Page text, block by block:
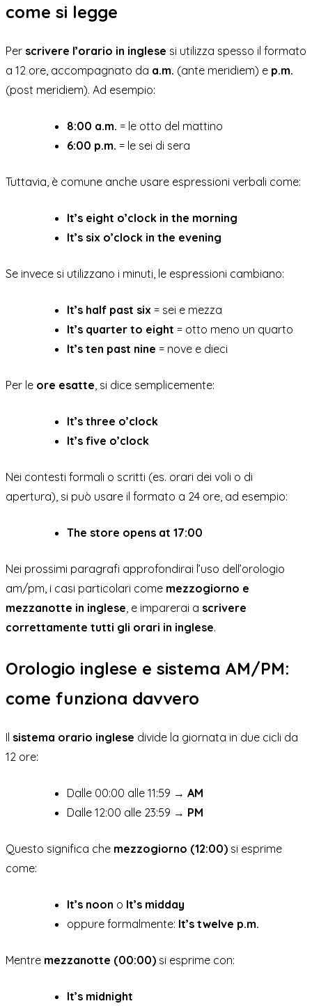
come si legge
Per scrivere l’orario in inglese si utilizza spesso il formato
a 12 ore, accompagnato da a.m. (ante meridiem) e p.m.
(post meridiem). Ad esempio:
8:00 a.m. = le otto del mattino
6:00 p.m. = le sei di sera
Tuttavia, è comune anche usare espressioni verbali come:
It’s eight o’clock in the morning
It’s six o’clock in the evening
Se invece si utilizzano i minuti, le espressioni cambiano:
It’s half past six = sei e mezza
It’s quarter to eight = otto meno un quarto
It’s ten past nine = nove e dieci
Per le ore esatte , si dice semplicemente:
It’s three o’clock
It’s five o’clock
Nei contesti formali o scritti (es. orari dei voli o di
apertura), si può usare il formato a 24 ore, ad esempio:
The store opens at 17:00
Nei prossimi paragrafi approfondirai l’uso dell’orologio
am/pm, i casi particolari come mezzogiorno e
mezzanotte in inglese , e imparerai a scrivere
correttamente tutti gli orari in inglese.
Orologio inglese e sistema AM/PM:
come funziona davvero
Il sistema orario inglese divide la giornata in due cicli da
12 ore:
Dalle 00:00 alle 11:59 → AM
Dalle 12:00 alle 23:59 → PM
Questo significa che mezzogiorno (12:00) si esprime
come:
It’s noon o It’s midday
oppure formalmente: It’s twelve p.m.
Mentre mezzanotte (00:00) si esprime con:
It’s midnight